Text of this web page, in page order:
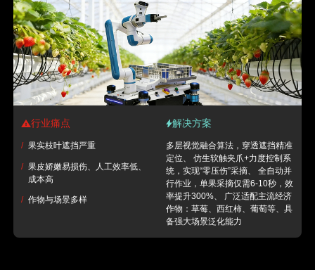
行业痛点
/ 果实枝叶遮挡严重
/ 果皮娇嫩易损伤、人工效率低、
成本高
/ 作物与场景多样
解决方案
多层视觉融合算法，穿透遮挡精准
定位、 仿生软触夹爪+力度控制系
统，实现“零压伤”采摘、 全自动并
行作业，单果采摘仅需6-10秒，效
率提升300%、 广泛适配主流经济
作物：草莓、西红柿、葡萄等、具
备强大场景泛化能力